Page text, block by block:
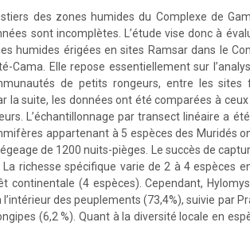
des zones humides du Complexe de
sont incomplètes. L’étude vise donc à
humides érigées en sites Ramsar dans le
Cama. Elle repose essentiellement sur
de petits rongeurs, entre les sites
la suite, les données ont été comparées à
L’échantillonnage par transect linéaire a
appartenant à 5 espèces des Muridés
de 1200 nuits-pièges. Le succès de
La richesse spécifique varie de 2 à 4 espèces
(4 espèces). Cependant,
l’intérieur des peuplements (73,4%), suivie par
(6,2 %). Quant à la diversité locale en